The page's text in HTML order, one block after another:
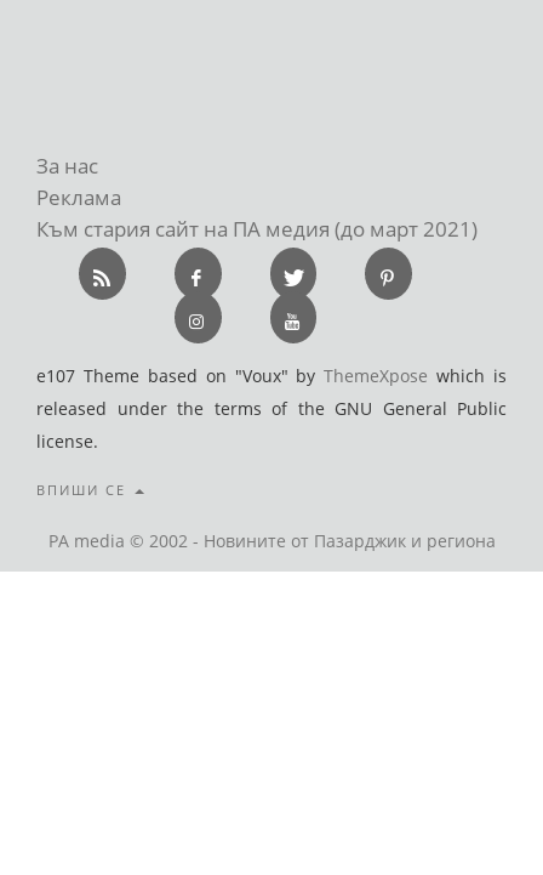
За нас
Реклама
Към стария сайт на ПА медия (до март 2021)
e107 Theme based on "Voux" byThemeXpose which is
released under the terms of the GNU General Public
license.
ВПИШИ СЕ
PA media © 2002 - Новините от Пазарджик и региона